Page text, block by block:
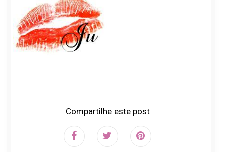
Compartilhe este post